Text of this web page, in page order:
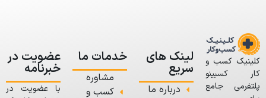
کلینیک کسب و
کار کسبینو
پلتفرمی جامع
لینک های
سریع
درباره ما
خدمات ما
مشاوره
کسب و
عضویت در
خبرنامه
با عضویت در